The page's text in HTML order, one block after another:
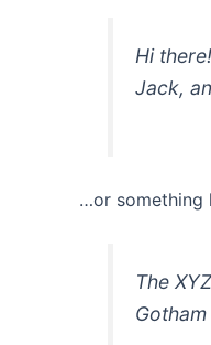
Hi
Jack,
…or something
The